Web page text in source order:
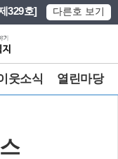
329호] 다른호 보기
웃소식 열린마당